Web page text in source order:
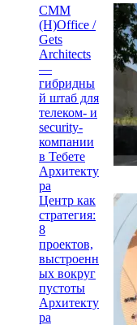
CMM
(H)Office /
Gets
Architects
—
гибридны
й штаб для
телеком- и
security-
компании
в Тебете
Архитекту
ра
Центр как
стратегия:
8
проектов,
выстроенн
ых вокруг
пустоты
Архитекту
ра